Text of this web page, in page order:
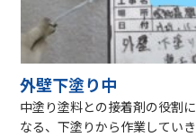
外壁下塗り中
中塗り塗料との接着剤の役割に
なる、下塗りから作業していき